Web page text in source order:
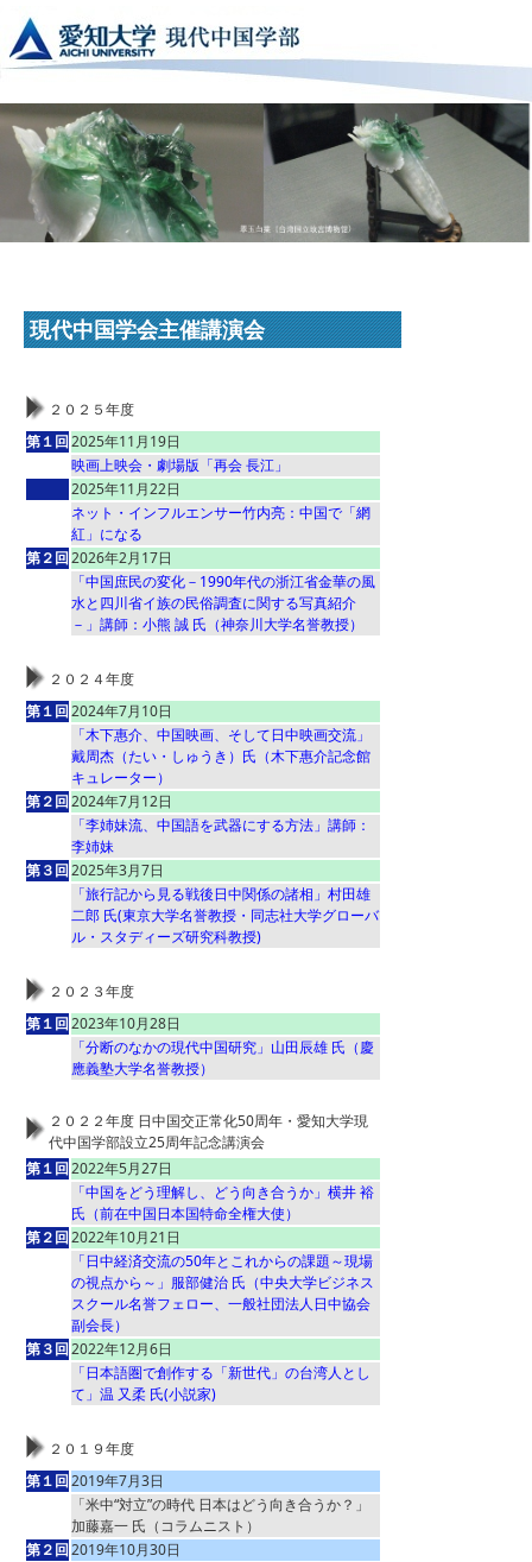
現代中国学会主催講演会
２０２５年度
第１回2025年11月19日
映画上映会・劇場版「再会 長江」
2025年11月22日
ネット・インフルエンサー竹内亮：中国で「網
紅」になる
第２回2026年2月17日
「中国庶民の変化－1990年代の浙江省金華の風
水と四川省イ族の民俗調査に関する写真紹介
－」講師：小熊 誠 氏（神奈川大学名誉教授）
２０２４年度
第１回2024年7月10日
「木下惠介、中国映画、そして日中映画交流」
戴周杰（たい・しゅうき）氏（木下惠介記念館
キュレーター）
第２回2024年7月12日
「李姉妹流、中国語を武器にする方法」講師：
李姉妹
第３回2025年3月7日
「旅行記から見る戦後日中関係の諸相」村田雄
二郎 氏(東京大学名誉教授・同志社大学グローバ
ル・スタディーズ研究科教授)
２０２３年度
第１回2023年10月28日
「分断のなかの現代中国研究」山田辰雄 氏（慶
應義塾大学名誉教授）
２０２２年度 日中国交正常化50周年・愛知大学現
代中国学部設立25周年記念講演会
第１回2022年5月27日
「中国をどう理解し、どう向き合うか」横井 裕
氏（前在中国日本国特命全権大使）
第２回2022年10月21日
「日中経済交流の50年とこれからの課題～現場
の視点から～」服部健治 氏（中央大学ビジネス
スクール名誉フェロー、一般社団法人日中協会
副会長）
第３回2022年12月6日
「日本語圏で創作する「新世代」の台湾人とし
て」温 又柔 氏(小説家)
２０１９年度
第１回2019年7月3日
「米中“対立”の時代 日本はどう向き合うか？」
加藤嘉一 氏（コラムニスト）
第２回2019年10月30日